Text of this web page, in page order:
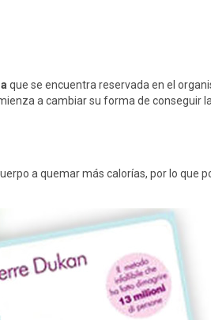
que se encuentra reservada en el
a cambiar su forma de conseguir
a quemar más calorías, por lo que